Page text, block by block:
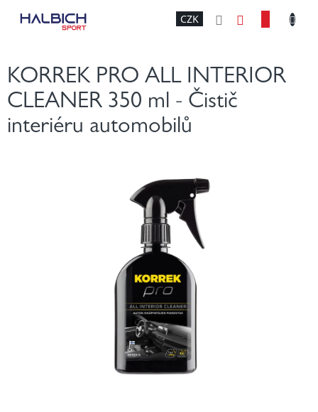
CZK
KORREK PRO ALL INTERIOR
CLEANER 350 ml - Čistič
interiéru automobilů